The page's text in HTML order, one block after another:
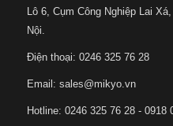
Lô 6, Cụm Công Nghiệp Lai
Nội.
Điện thoại: 0246 325 76 28
Email: sales@mikyo.vn
Hotline: 0246 325 76 28 - 0918